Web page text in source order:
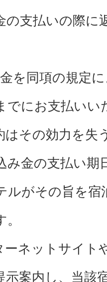
の支払いの際に
を同項の規定
でにお支払いい
はその効力を失
み金の支払い期
ルがその旨を宿
ーネットサイト
示案内し、当該